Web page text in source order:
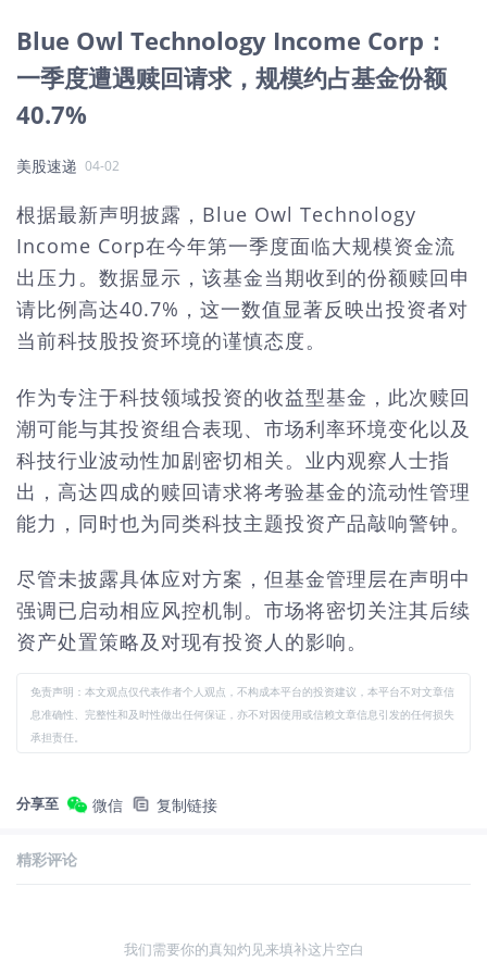
Blue Owl Technology Income Corp：
一季度遭遇赎回请求，规模约占基金份额
40.7%
美股速递 04-02
根据最新声明披露，Blue Owl Technology
Income Corp在今年第一季度面临大规模资金流
出压力。数据显示，该基金当期收到的份额赎回申
请比例高达40.7%，这一数值显著反映出投资者对
当前科技股投资环境的谨慎态度。
作为专注于科技领域投资的收益型基金，此次赎回
潮可能与其投资组合表现、市场利率环境变化以及
科技行业波动性加剧密切相关。业内观察人士指
出，高达四成的赎回请求将考验基金的流动性管理
能力，同时也为同类科技主题投资产品敲响警钟。
尽管未披露具体应对方案，但基金管理层在声明中
强调已启动相应风控机制。市场将密切关注其后续
资产处置策略及对现有投资人的影响。
免责声明：本文观点仅代表作者个人观点，不构成本平台的投资建议，本平台不对文章信
息准确性、完整性和及时性做出任何保证，亦不对因使用或信赖文章信息引发的任何损失
承担责任。
分享至 微信 复制链接
精彩评论
我们需要你的真知灼见来填补这片空白